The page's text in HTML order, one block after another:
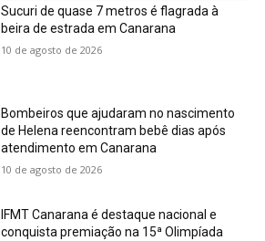
Sucuri de quase 7 metros é flagrada à
beira de estrada em Canarana
10 de agosto de 2026
Bombeiros que ajudaram no nascimento
de Helena reencontram bebê dias após
atendimento em Canarana
10 de agosto de 2026
IFMT Canarana é destaque nacional e
conquista premiação na 15ª Olimpíada